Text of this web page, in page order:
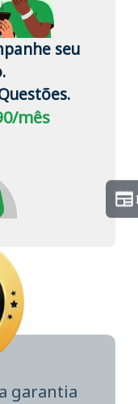
seu
mês
garantia